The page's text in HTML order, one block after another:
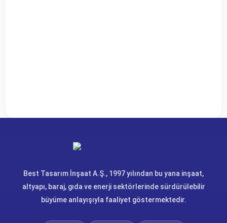
Best Tasarım İnşaat A.Ş., 1997 yılından bu yana inşaat,
altyapı, baraj, gıda ve enerji sektörlerinde sürdürülebilir
büyüme anlayışıyla faaliyet göstermektedir.